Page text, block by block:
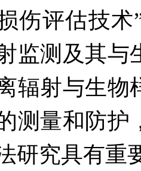
伤评估技
监测及其与
辐射与生物
测量和防护
研究具有重